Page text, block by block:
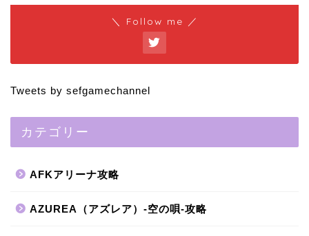
＼ Follow me ／
Tweets by sefgamechannel
カテゴリー
AFKアリーナ攻略
AZUREA（アズレア）-空の唄-攻略